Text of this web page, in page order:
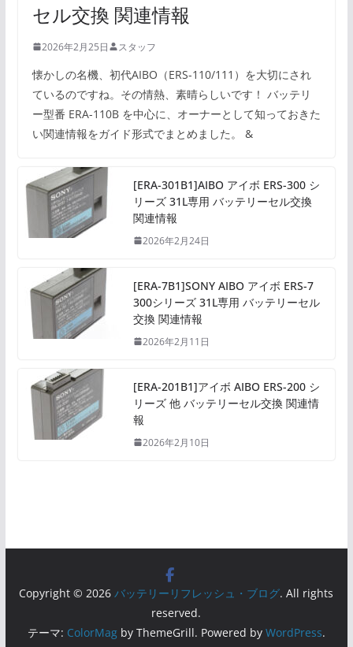
セル交換 関連情報
2026年2月25日 スタッフ
懐かしの名機、初代AIBO（ERS-110/111）を大切にされ
ているのですね。その情熱、素晴らしいです！ バッテリ
ー型番 ERA-110B を中心に、オーナーとして知っておきた
い関連情報をガイド形式でまとめました。 &
[ERA-301B1]AIBO アイボ ERS-300 シ
リーズ 31L専用 バッテリーセル交換
関連情報
2026年2月24日
[ERA-7B1]SONY AIBO アイボ ERS-7
300シリーズ 31L専用 バッテリーセル
交換 関連情報
2026年2月11日
[ERA-201B1]アイボ AIBO ERS-200 シ
リーズ 他 バッテリーセル交換 関連情
報
2026年2月10日
Copyright © 2026バッテリーリフレッシュ・ブログ. All rights
reserved.
テーマ: ColorMagby ThemeGrill. Powered by WordPress.